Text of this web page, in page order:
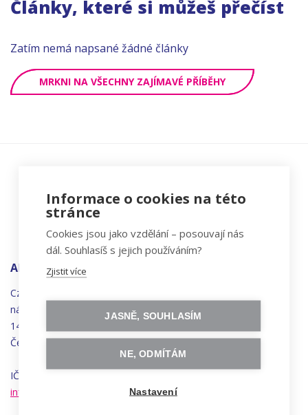
Články, které si můžeš přečíst
Zatím nemá napsané žádné články
MRKNI NA VŠECHNY ZAJÍMAVÉ PŘÍBĚHY
ADRESA
Czechitas, z.ú.
náměstí
Synků 1748/17
140 00 Praha 4 - Nusle
Česká republika
IČO 22834958 | DIČ CZ22834958
info@czechitas.cz
Informace o cookies na této
stránce
Cookies jsou jako vzdělání – posouvají nás
dál. Souhlasíš s jejich používáním?
Zjistit více
JASNĚ, SOUHLASÍM
NE, ODMÍTÁM
Nastavení